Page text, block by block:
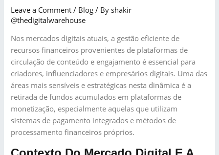
Leave a Comment / Blog / By shakir
@thedigitalwarehouse
Nos mercados digitais atuais, a gestão eficiente de
recursos financeiros provenientes de plataformas de
circulação de conteúdo e engajamento é essencial para
criadores, influenciadores e empresários digitais. Uma das
áreas mais sensíveis e estratégicas nesta dinâmica é a
retirada de fundos acumulados em plataformas de
monetização, especialmente aquelas que utilizam
sistemas de pagamento integrados e métodos de
processamento financeiros próprios.